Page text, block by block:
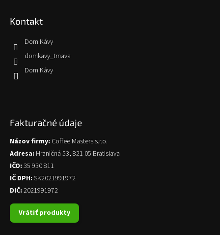
Kontakt
Dom Kávy
domkavy_trnava
Dom Kávy
Fakturačné údaje
Názov firmy: Coffee Masters s.r.o.
Adresa: Hraničná 53, 821 05 Bratislava
IČO: 35 930 811
IČ DPH: SK2021991972
DIČ: 2021991972
Vrátiť produkty